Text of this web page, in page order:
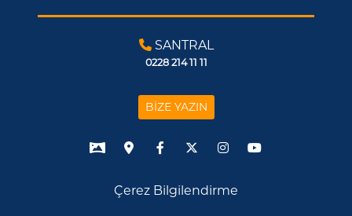
SANTRAL
0228 214 11 11
BİZE YAZIN
Çerez Bilgilendirme